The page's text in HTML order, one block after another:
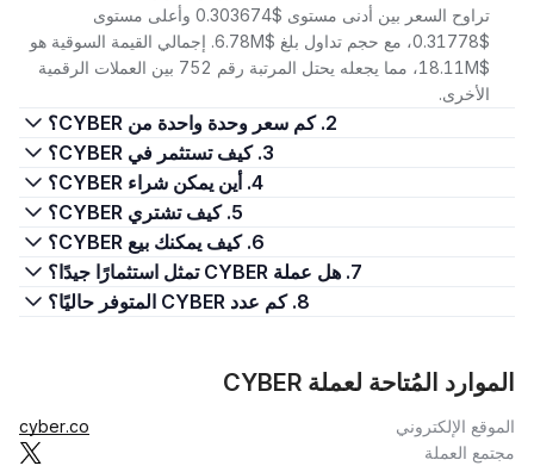
تراوح السعر بين أدنى مستوى $0.303674 وأعلى مستوى
$0.31778، مع حجم تداول بلغ $6.78M. إجمالي القيمة السوقية هو
$18.11M، مما يجعله يحتل المرتبة رقم 752 بين العملات الرقمية
الأخرى.
2. كم سعر وحدة واحدة من CYBER؟
3. كيف تستثمر في CYBER؟
4. أين يمكن شراء CYBER؟
5. كيف تشتري CYBER؟
6. كيف يمكنك بيع CYBER؟
7. هل عملة CYBER تمثل استثمارًا جيدًا؟
8. كم عدد CYBER المتوفر حاليًا؟
الموارد المُتاحة لعملة CYBER
الموقع الإلكتروني
cyber.co
مجتمع العملة